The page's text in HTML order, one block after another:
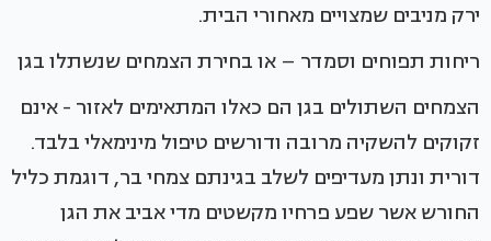
ירק מניבים שמצויים מאחורי הבית.
ריחות תפוחים וסמדר – או בחירת הצמחים שנשתלו בגן
הצמחים השתולים בגן הם כאלו המתאימים לאזור - אינם
זקוקים להשקיה מרובה ודורשים טיפול מינימאלי בלבד.
דורית ונתן מעדיפים לשלב בגינתם צמחי בר, דוגמת כליל
החורש אשר שפע פרחיו מקשטים מדי אביב את הגן